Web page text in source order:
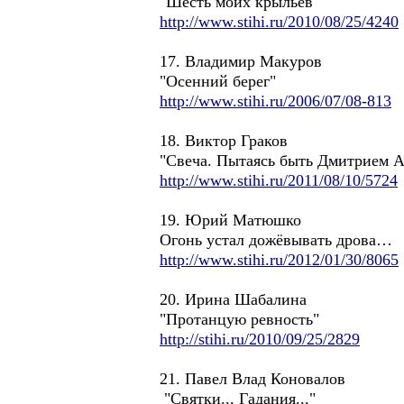
http://www.stihi.ru/2010/08/25/4240
17. Владимир Макуров
"Осенний берег"
http://www.stihi.ru/2006/07/08-813
18. Виктор Граков
"Свеча. Пытаясь быть Дмитрием
http://www.stihi.ru/2011/08/10/5724
19. Юрий Матюшко
Огонь устал дожёвывать дрова…
http://www.stihi.ru/2012/01/30/8065
20. Ирина Шабалина
"Протанцую ревность"
http://stihi.ru/2010/09/25/2829
21. Павел Влад Коновалов
"Святки... Гадания..."